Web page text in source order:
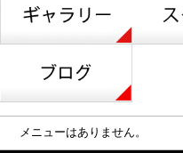
メニューはありません。